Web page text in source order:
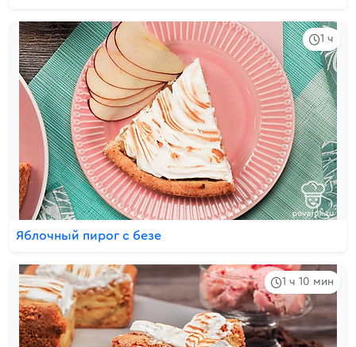
1 ч
Яблочный пирог с безе
1 ч 10 мин